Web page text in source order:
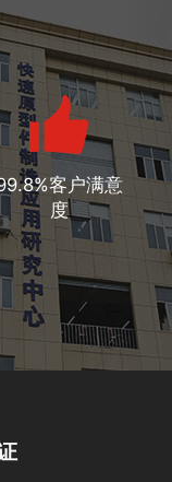
客户满意
度